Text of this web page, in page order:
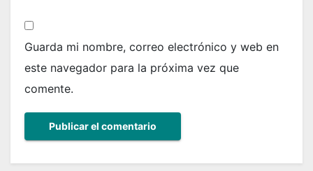
Guarda mi nombre, correo electrónico y web en
este navegador para la próxima vez que
comente.